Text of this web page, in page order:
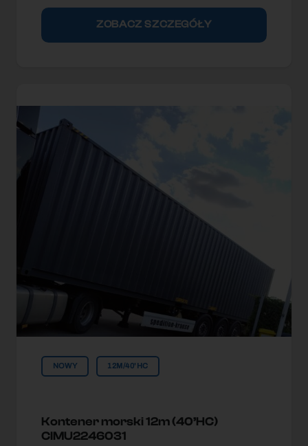
ZOBACZ SZCZEGÓŁY
NOWY 12M/40'HC
Kontener morski 12m (40’HC)
CIMU2246031